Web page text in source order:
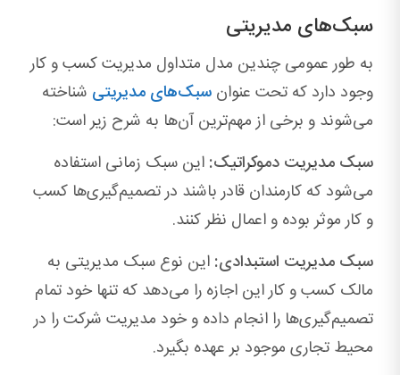
سبک‌های مدیریتی
به طور عمومی چندین مدل متداول مدیریت کسب و کار
وجود دارد که تحت عنوان سبک‌های مدیریتی شناخته
می‌شوند و برخی از مهم‌ترین آن‌ها به شرح زیر است:
سبک مدیریت دموکراتیک: این سبک زمانی استفاده
می‌شود که کارمندان قادر باشند در تصمیم‌گیری‌ها کسب
و کار موثر بوده و اعمال نظر کنند.
سبک مدیریت استبدادی: این نوع سبک مدیریتی به
مالک کسب و کار این اجازه را می‌دهد که تنها خود تمام
تصمیم‌گیری‌ها را انجام داده و خود مدیریت شرکت را در
محیط تجاری موجود بر عهده بگیرد.